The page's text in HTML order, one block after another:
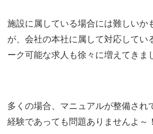
施設に属している場合には難しいか
が、会社の本社に属して対応してい
ーク可能な求人も徐々に増えてきま
多くの場合、マニュアルが整備され
経験であっても問題ありませんよ～！